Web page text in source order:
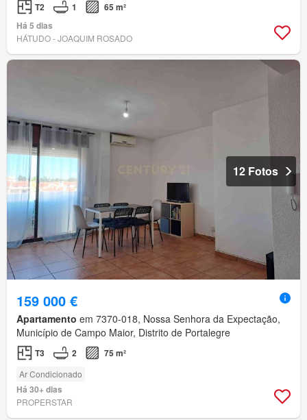
T2 1
65 m²
Há 5 dias
HÁTUDO - JOAQUIM ROSADO
12 Fotos
159 000 €
Apartamento em 7370-018, Nossa Senhora da Expectação,
Município de Campo Maior, Distrito de Portalegre
T3 2 75 m²
Ar Condicionado
Há 30+ dias
PROPERSTAR